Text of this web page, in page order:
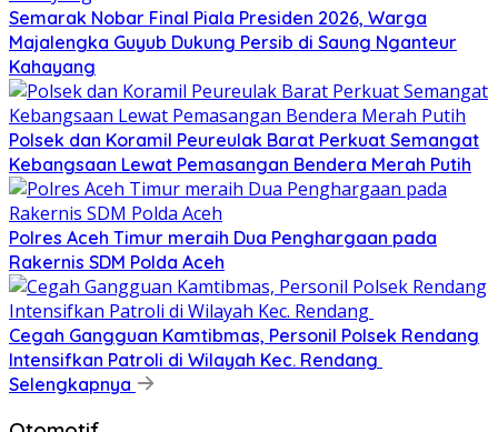
Semarak Nobar Final Piala Presiden 2026, Warga
Majalengka Guyub Dukung Persib di Saung Nganteur
Kahayang
Polsek dan Koramil Peureulak Barat Perkuat Semangat
Kebangsaan Lewat Pemasangan Bendera Merah Putih
Polres Aceh Timur meraih Dua Penghargaan pada
Rakernis SDM Polda Aceh
Cegah Gangguan Kamtibmas, Personil Polsek Rendang
Intensifkan Patroli di Wilayah Kec. Rendang
Selengkapnya